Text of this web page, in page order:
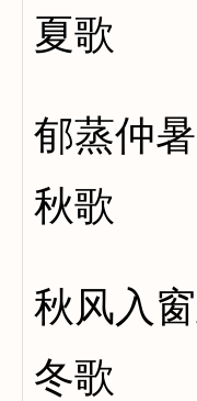
夏歌
郁蒸仲
秋歌
秋风入
冬歌